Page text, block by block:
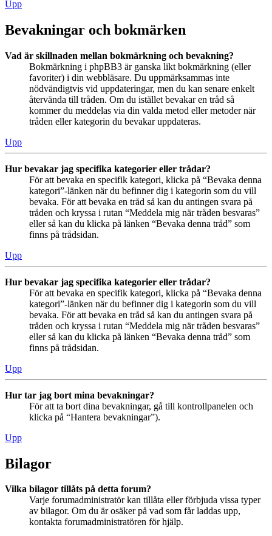
Upp
Bevakningar och bokmärken
Vad är skillnaden mellan bokmärkning och bevakning?
Bokmärkning i phpBB3 är ganska likt bokmärkning (eller
favoriter) i din webbläsare. Du uppmärksammas inte
nödvändigtvis vid uppdateringar, men du kan senare enkelt
återvända till tråden. Om du istället bevakar en tråd så
kommer du meddelas via din valda metod eller metoder när
tråden eller kategorin du bevakar uppdateras.
Upp
Hur bevakar jag specifika kategorier eller trådar?
För att bevaka en specifik kategori, klicka på “Bevaka denna
kategori”-länken när du befinner dig i kategorin som du vill
bevaka. För att bevaka en tråd så kan du antingen svara på
tråden och kryssa i rutan “Meddela mig när tråden besvaras”
eller så kan du klicka på länken “Bevaka denna tråd” som
finns på trådsidan.
Upp
Hur bevakar jag specifika kategorier eller trådar?
För att bevaka en specifik kategori, klicka på “Bevaka denna
kategori”-länken när du befinner dig i kategorin som du vill
bevaka. För att bevaka en tråd så kan du antingen svara på
tråden och kryssa i rutan “Meddela mig när tråden besvaras”
eller så kan du klicka på länken “Bevaka denna tråd” som
finns på trådsidan.
Upp
Hur tar jag bort mina bevakningar?
För att ta bort dina bevakningar, gå till kontrollpanelen och
klicka på “Hantera bevakningar”).
Upp
Bilagor
Vilka bilagor tillåts på detta forum?
Varje forumadministratör kan tillåta eller förbjuda vissa typer
av bilagor. Om du är osäker på vad som får laddas upp,
kontakta forumadministratören för hjälp.